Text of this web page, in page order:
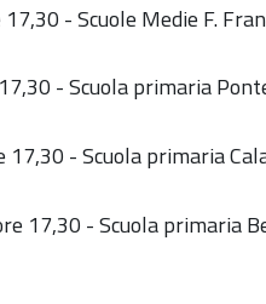
- Scuole Medie F.
- Scuola primaria
- Scuola primaria
17,30 - Scuola primaria